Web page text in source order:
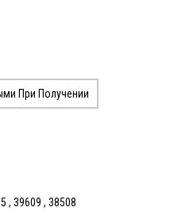
При Получении
, 39609 , 38508